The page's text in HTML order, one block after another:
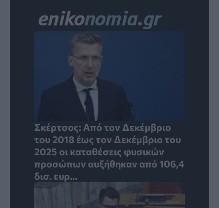
Σκέρτσος: Από τον Δεκέμβριο
του 2018 έως τον Δεκέμβριο του
2025 οι καταθέσεις φυσικών
προσώπων αυξήθηκαν από 106,4
δισ. ευρ...